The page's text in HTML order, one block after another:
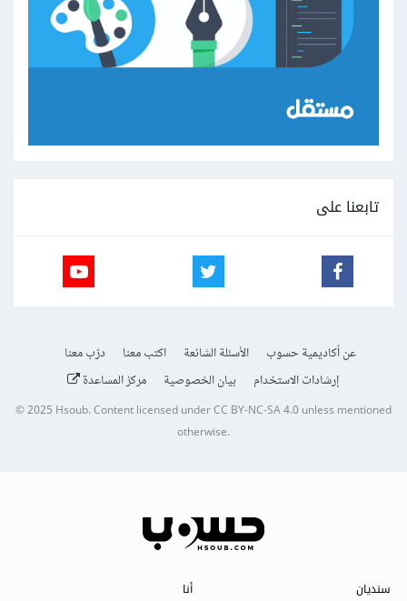
تابعنا على
عن أكاديمية حسوب الأسئلة الشائعة اكتب معنا
درّب معنا
إرشادات الاستخدام
بيان الخصوصية مركز المساعدة
© 2025Hsoub.Content licensed underCC BY-NC-SA 4.0unless mentioned
otherwise.